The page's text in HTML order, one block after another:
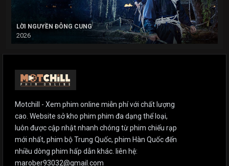
LỜI NGUYỀN ĐÔNG CUNG
2026
Motchill - Xem phim online miễn phí với chất lượng
cao. Website sở kho phim phim đa dạng thể loại,
luôn được cập nhật nhanh chóng từ phim chiếu rạp
mới nhất, phim bộ Trung Quốc, phim Hàn Quốc đến
nhiều dòng phim hấp dẫn khác. liên hệ:
marober93032@gmail.com